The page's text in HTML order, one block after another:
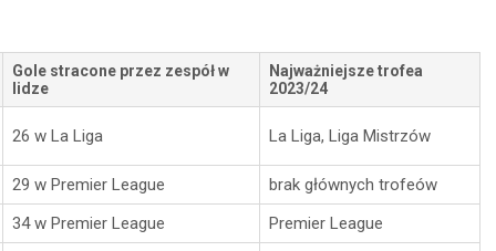
Gole stracone przez zespół w
lidze
Najważniejsze trofea
2023/24
26 w La Liga La Liga, Liga Mistrzów
29 w Premier League
brak głównych trofeów
34 w Premier League
Premier League